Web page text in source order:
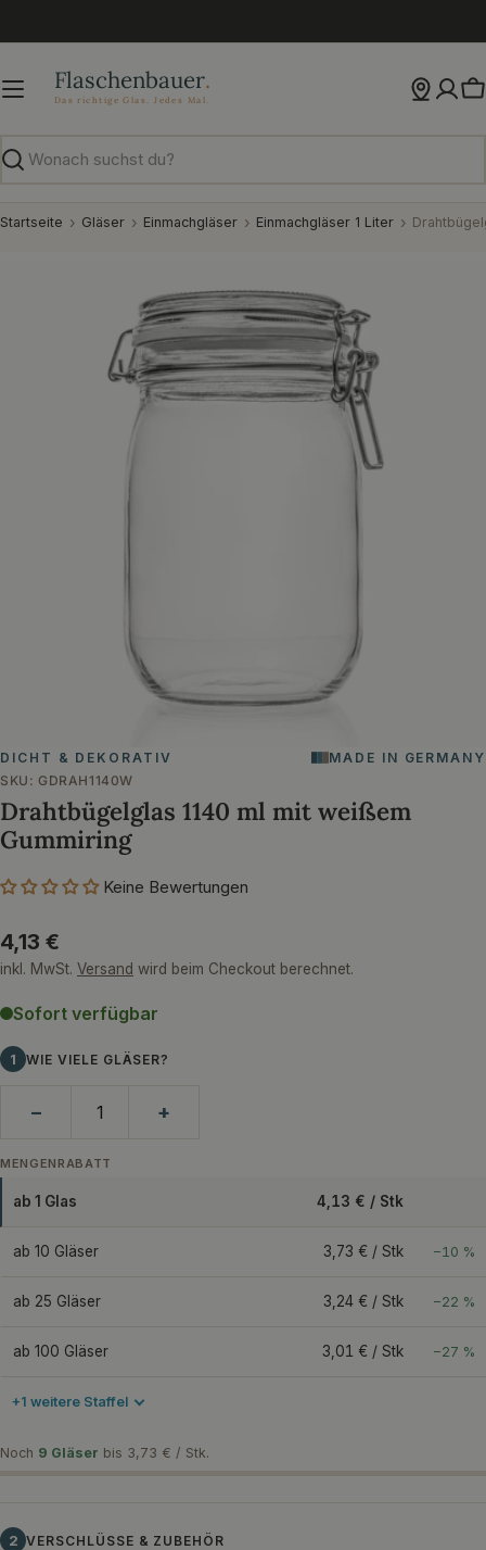
Inhalt
Suchen
Startseite Gläser Einmachgläser Einmachgläser 1 Liter
DICHT & DEKORATIV
MADE IN GERMANY
SKU: GDRAH1140W
Drahtbügelglas 1140 ml mit weißem
Gummiring
Keine Bewertungen
Regulärer
Preis
4,13 €
inkl. MwSt. Versand wird beim Checkout berechnet.
Sofort verfügbar
1 WIE VIELE GLÄSER?
− +
MENGENRABATT
ab 1 Glas 4,13 € / Stk
ab 10 Gläser 3,73 € / Stk −10 %
ab 25 Gläser 3,24 € / Stk −22 %
ab 100 Gläser 3,01 € / Stk −27 %
+1 weitere Staffel
Noch 9 Gläser bis 3,73 € / Stk.
2 VERSCHLÜSSE & ZUBEHÖR